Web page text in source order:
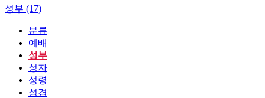
성부 (17)
분류
예배
성부
성자
성령
성경